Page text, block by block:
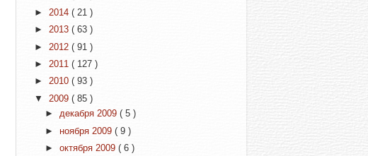
► 2014 ( 21 )
► 2013 ( 63 )
► 2012 ( 91 )
► 2011 ( 127 )
► 2010 ( 93 )
▼ 2009 ( 85 )
►декабря 2009( 5 )
►ноября 2009( 9 )
►октября 2009( 6 )